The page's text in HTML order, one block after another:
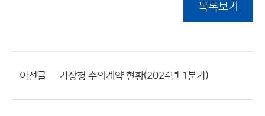
목록보기
이전글 기상청 수의계약 현황(2024년 1분기)